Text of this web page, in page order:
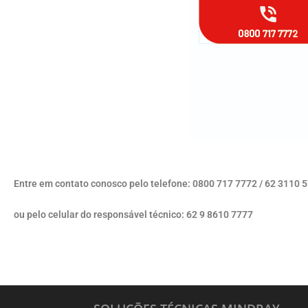
Entre em contato conosco pelo telefone: 0800 717 7772 / 62 3110
ou pelo celular do responsável técnico: 62 9 8610 7777